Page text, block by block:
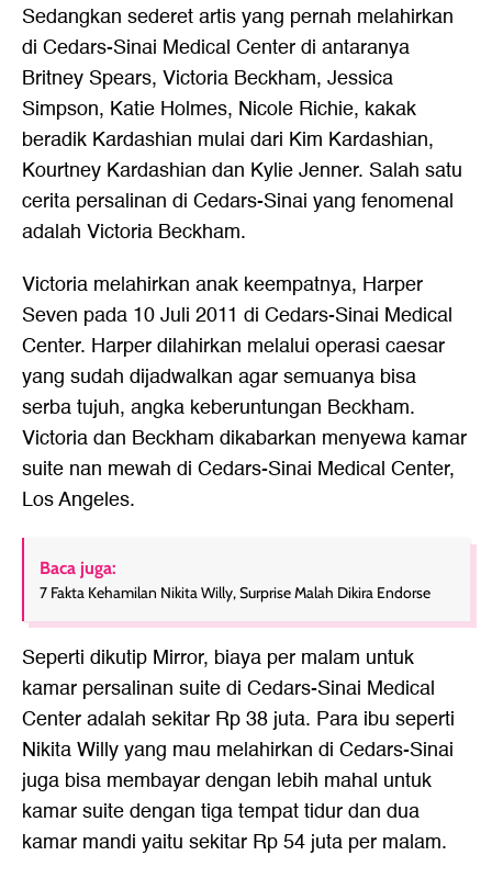
Sedangkan sederet artis yang pernah melahirkan
di Cedars-Sinai Medical Center di antaranya
Britney Spears, Victoria Beckham, Jessica
Simpson, Katie Holmes, Nicole Richie, kakak
beradik Kardashian mulai dari Kim Kardashian,
Kourtney Kardashian dan Kylie Jenner. Salah satu
cerita persalinan di Cedars-Sinai yang fenomenal
adalah Victoria Beckham.
Victoria melahirkan anak keempatnya, Harper
Seven pada 10 Juli 2011 di Cedars-Sinai Medical
Center. Harper dilahirkan melalui operasi caesar
yang sudah dijadwalkan agar semuanya bisa
serba tujuh, angka keberuntungan Beckham.
Victoria dan Beckham dikabarkan menyewa kamar
suite nan mewah di Cedars-Sinai Medical Center,
Los Angeles.
Baca juga:
7 Fakta Kehamilan Nikita Willy, Surprise Malah Dikira Endorse
Seperti dikutip Mirror, biaya per malam untuk
kamar persalinan suite di Cedars-Sinai Medical
Center adalah sekitar Rp 38 juta. Para ibu seperti
Nikita Willyyang mau melahirkan di Cedars-Sinai
juga bisa membayar dengan lebih mahal untuk
kamar suite dengan tiga tempat tidur dan dua
kamar mandi yaitu sekitar Rp 54 juta per malam.